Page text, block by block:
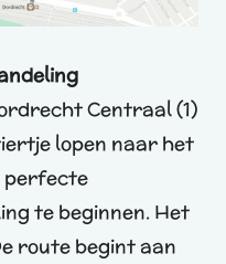
Centraal (1)
lopen naar het
perfecte
te beginnen. Het
route begint aan